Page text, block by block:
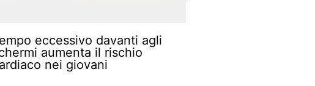
eccessivo davanti agli
aumenta il rischio
nei giovani